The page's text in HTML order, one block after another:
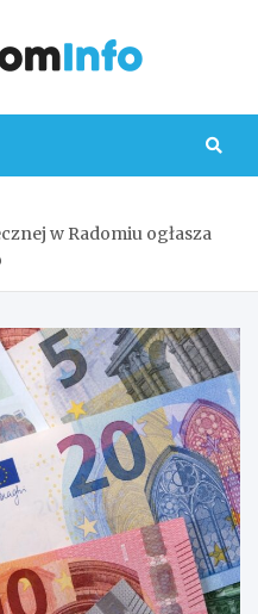
w Radomiu ogłasza